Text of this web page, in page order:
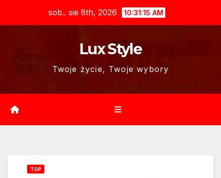
sob.. sie 8th, 2026 10:31:16 AM
Lux Style
Twoje życie, Twoje wybory
TOP